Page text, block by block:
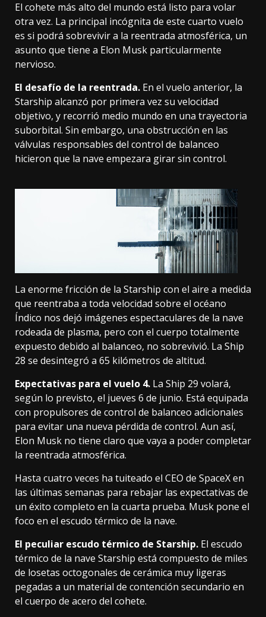
El cohete más alto del mundo está listo para volar
otra vez. La principal incógnita de este cuarto vuelo
es si podrá sobrevivir a la reentrada atmosférica, un
asunto que tiene a Elon Musk particularmente
nervioso.
El desafío de la reentrada. En el vuelo anterior, la
Starship alcanzó por primera vez su velocidad
objetivo, y recorrió medio mundo en una trayectoria
suborbital. Sin embargo, una obstrucción en las
válvulas responsables del control de balanceo
hicieron que la nave empezara girar sin control.
La enorme fricción de la Starship con el aire a medida
que reentraba a toda velocidad sobre el océano
Índico nos dejó imágenes espectaculares de la nave
rodeada de plasma, pero con el cuerpo totalmente
expuesto debido al balanceo, no sobrevivió. La Ship
28 se desintegró a 65 kilómetros de altitud.
Expectativas para el vuelo 4. La Ship 29 volará,
según lo previsto, el jueves 6 de junio. Está equipada
con propulsores de control de balanceo adicionales
para evitar una nueva pérdida de control. Aun así,
Elon Musk no tiene claro que vaya a poder completar
la reentrada atmosférica.
Hasta cuatro veces ha tuiteado el CEO de SpaceX en
las últimas semanas para rebajar las expectativas de
un éxito completo en la cuarta prueba. Musk pone el
foco en el escudo térmico de la nave.
El peculiar escudo térmico de Starship. El escudo
térmico de la nave Starship está compuesto de miles
de losetas octogonales de cerámica muy ligeras
pegadas a un material de contención secundario en
el cuerpo de acero del cohete.